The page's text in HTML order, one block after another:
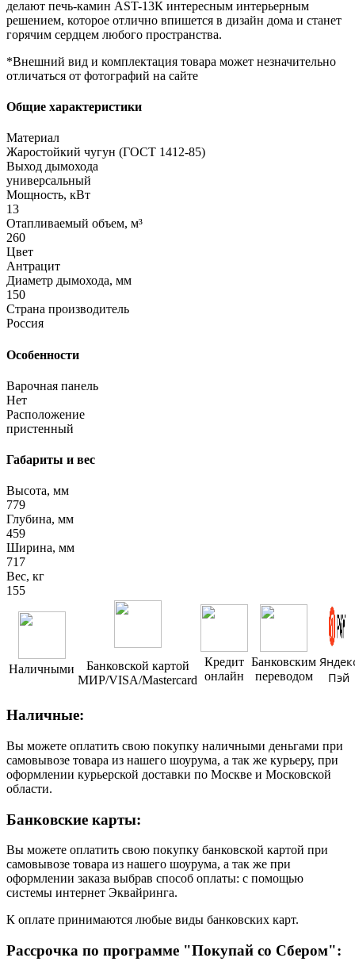
делают печь-камин AST-13К интересным интерьерным
решением, которое отлично впишется в дизайн дома и станет
горячим сердцем любого пространства.
*Внешний вид и комплектация товара может незначительно
отличаться от фотографий на сайте
Общие характеристики
Материал
Жаростойкий чугун (ГОСТ 1412-85)
Выход дымохода
универсальный
Мощность, кВт
13
Отапливаемый объем, м³
260
Цвет
Антрацит
Диаметр дымохода, мм
150
Страна производитель
Россия
Особенности
Варочная панель
Нет
Расположение
пристенный
Габариты и вес
Высота, мм
779
Глубина, мм
459
Ширина, мм
717
Вес, кг
155
Наличными
Банковской картой
МИР/VISA/Mastercard
Кредит
онлайн
Банковским
переводом
Пэй
Наличные:
Вы можете оплатить свою покупку наличными деньгами при
самовывозе товара из нашего шоурума, а так же курьеру, при
оформлении курьерской доставки по Москве и Московской
области.
Банковские карты:
Вы можете оплатить свою покупку банковской картой при
самовывозе товара из нашего шоурума, а так же при
оформлении заказа выбрав способ оплаты: с помощью
системы интернет Эквайринга.
К оплате принимаются любые виды банковских карт.
Рассрочка по программе "Покупай со Сбером":